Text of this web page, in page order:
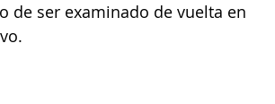
de ser examinado de vuelta en